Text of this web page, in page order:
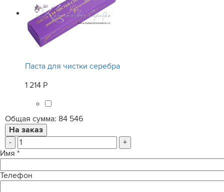
Паста для чистки серебра
1 214 Р
Общая сумма: 84 546
-
+
Имя *
Телефон